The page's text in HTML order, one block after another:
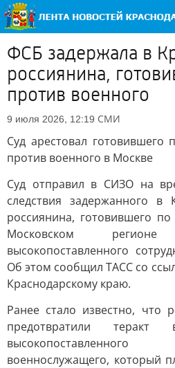
ФСБ задержала в
россиянина,
против военного
9 июля 2026, 12:19 СМИ
Суд арестовал готовившего
против военного в Москве
Суд отправил в СИЗО на
следствия задержанного в
россиянина, готовившего
Московском
высокопоставленного
Об этом сообщил ТАСС со
Краснодарскому краю.
Ранее стало известно, что
предотвратили
военнослужащего, который